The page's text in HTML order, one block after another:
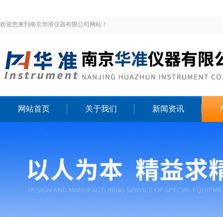
欢迎您来到南京华准仪器有限公司网站！
网站首页 关于我们 新闻资讯